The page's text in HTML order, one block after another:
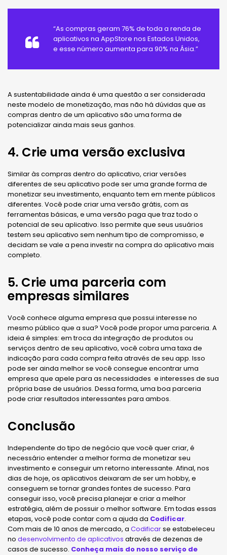
“As compras geram 76% de toda a renda de
aplicativos na AppStore nos Estados Unidos,
e esse número aumenta para 90% na Ásia.”
A sustentabilidade ainda é uma questão a ser considerada
neste modelo de monetização, mas não há dúvidas que as
compras dentro de um aplicativo são uma forma de
potencializar ainda mais seus ganhos.
4. Crie uma versão exclusiva
Similar às compras dentro do aplicativo, criar versões
diferentes de seu aplicativo pode ser uma grande forma de
monetizar seu investimento, enquanto tem em mente públicos
diferentes. Você pode criar uma versão grátis, com as
ferramentas básicas, e uma versão paga que traz todo o
potencial de seu aplicativo. Isso permite que seus usuários
testem seu aplicativo sem nenhum tipo de compromisso, e
decidam se vale a pena investir na compra do aplicativo mais
completo.
5. Crie uma parceria com
empresas similares
Você conhece alguma empresa que possui interesse no
mesmo público que a sua? Você pode propor uma parceria. A
ideia é simples: em troca da integração de produtos ou
serviços dentro de seu aplicativo, você cobra uma taxa de
indicação para cada compra feita através de seu app. Isso
pode ser ainda melhor se você consegue encontrar uma
empresa que apele para as necessidades e interesses de sua
própria base de usuários. Dessa forma, uma boa parceria
pode criar resultados interessantes para ambos.
Conclusão
Independente do tipo de negócio que você quer criar, é
necessário entender a melhor forma de monetizar seu
investimento e conseguir um retorno interessante. Afinal, nos
dias de hoje, os aplicativos deixaram de ser um hobby, e
conseguem se tornar grandes fontes de sucesso. Para
conseguir isso, você precisa planejar e criar a melhor
estratégia, além de possuir o melhor software. Em todas essas
etapas, você pode contar com a ajuda da Codificar.
Com mais de 10 anos de mercado, a Codificarse estabeleceu
no desenvolvimento de aplicativos através de dezenas de
casos de sucesso. Conheça mais do nosso serviço de